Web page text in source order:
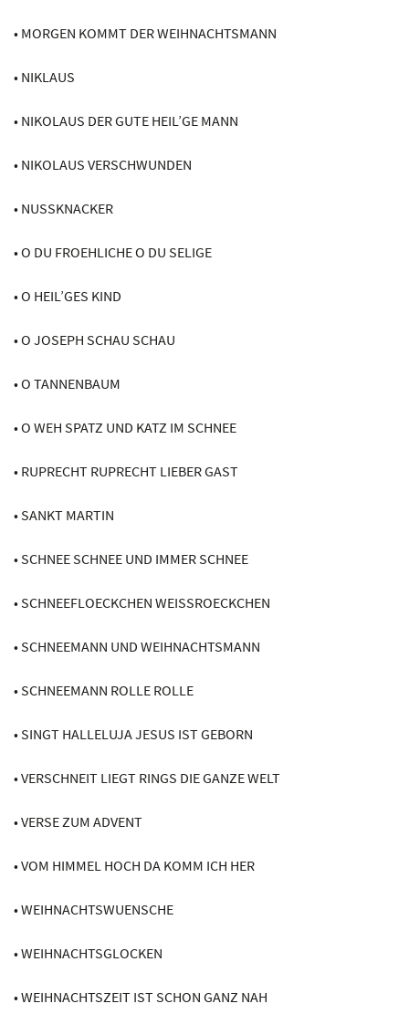
• MORGEN KOMMT DER WEIHNACHTSMANN
• NIKLAUS
• NIKOLAUS DER GUTE HEIL’GE MANN
• NIKOLAUS VERSCHWUNDEN
• NUSSKNACKER
• O DU FROEHLICHE O DU SELIGE
• O HEIL’GES KIND
• O JOSEPH SCHAU SCHAU
• O TANNENBAUM
• O WEH SPATZ UND KATZ IM SCHNEE
• RUPRECHT RUPRECHT LIEBER GAST
• SANKT MARTIN
• SCHNEE SCHNEE UND IMMER SCHNEE
• SCHNEEFLOECKCHEN WEISSROECKCHEN
• SCHNEEMANN UND WEIHNACHTSMANN
• SCHNEEMANN ROLLE ROLLE
• SINGT HALLELUJA JESUS IST GEBORN
• VERSCHNEIT LIEGT RINGS DIE GANZE WELT
• VERSE ZUM ADVENT
• VOM HIMMEL HOCH DA KOMM ICH HER
• WEIHNACHTSWUENSCHE
• WEIHNACHTSGLOCKEN
• WEIHNACHTSZEIT IST SCHON GANZ NAH